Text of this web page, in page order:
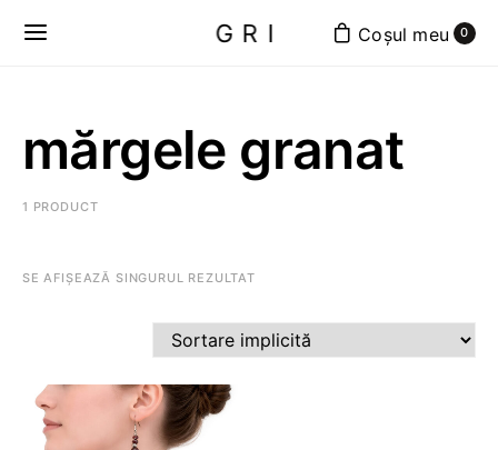
GRI 0
mărgele granat
1 PRODUCT
SE AFIȘEAZĂ SINGURUL REZULTAT